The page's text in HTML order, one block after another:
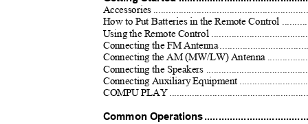
Accessories
How to Put Batteries in the Remote Control
Using the Remote Control
Connecting the FM Antenna.
Connecting the AM (MW/LW) Antenna
Connecting the Speakers
Connecting Auxiliary Equipment
COMPU PLAY
Common Operations.